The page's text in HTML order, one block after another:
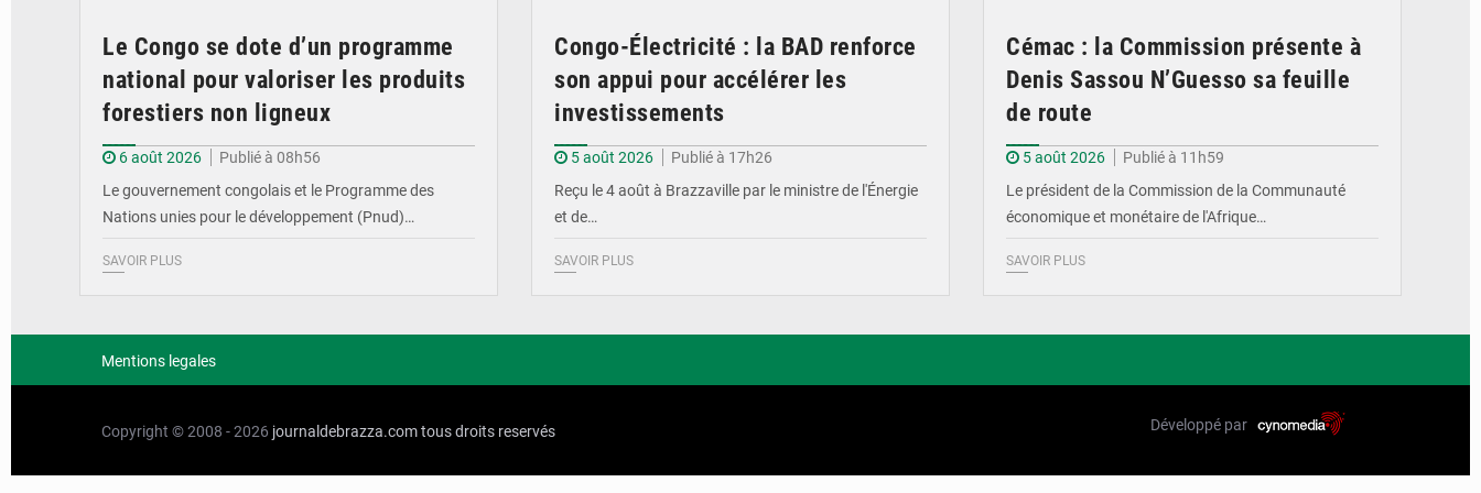
Le Congo se dote d’un programme
national pour valoriser les produits
forestiers non ligneux
6 août 2026
Publié à 08h56
Le gouvernement congolais et le Programme des
Nations unies pour le développement (Pnud)…
SAVOIR PLUS
Congo-Électricité : la BAD renforce
son appui pour accélérer les
investissements
5 août 2026
Publié à 17h26
Reçu le 4 août à Brazzaville par le ministre de l'Énergie
et de…
SAVOIR PLUS
Cémac : la Commission présente à
Denis Sassou N’Guesso sa feuille
de route
5 août 2026
Publié à 11h59
Le président de la Commission de la Communauté
économique et monétaire de l'Afrique…
SAVOIR PLUS
Mentions legales
Copyright © 2008 - 2026 journaldebrazza.comtous droits reservés Développé par